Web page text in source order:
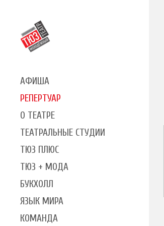
АФИША
РЕПЕРТУАР
О ТЕАТРЕ
ТЕАТРАЛЬНЫЕ СТУДИИ
ТЮЗ ПЛЮС
ТЮЗ + МОДА
БУКХОЛЛ
ЯЗЫК МИРА
КОМАНДА